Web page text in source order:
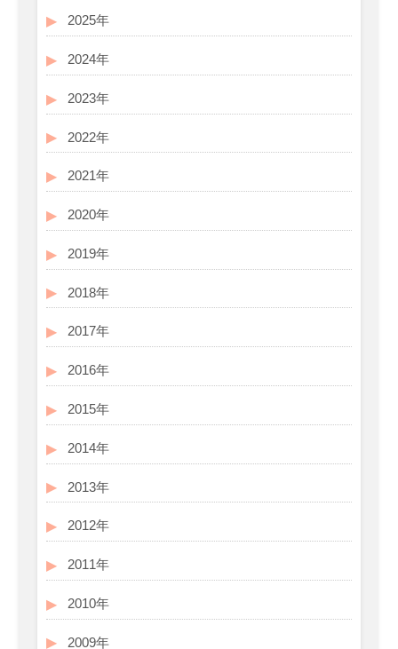
2025年
2024年
2023年
2022年
2021年
2020年
2019年
2018年
2017年
2016年
2015年
2014年
2013年
2012年
2011年
2010年
2009年